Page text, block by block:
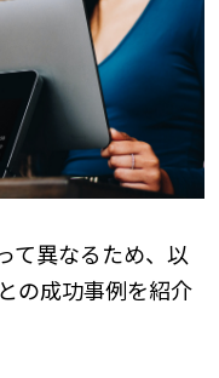
て異なるため、以
の成功事例を紹介